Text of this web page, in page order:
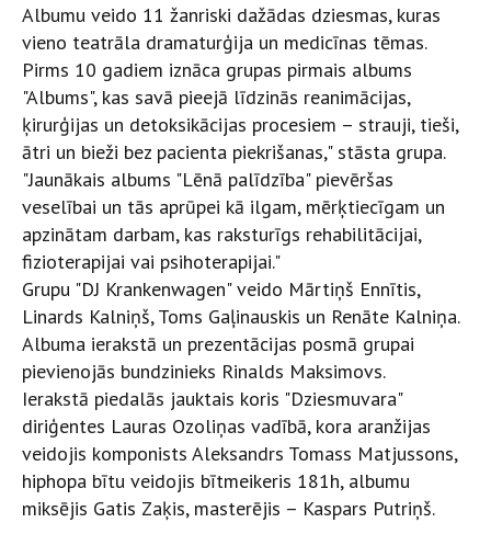
Albumu veido 11 žanriski dažādas dziesmas, kuras
vieno teatrāla dramaturģija un medicīnas tēmas.
Pirms 10 gadiem iznāca grupas pirmais albums
"Albums", kas savā pieejā līdzinās reanimācijas,
ķirurģijas un detoksikācijas procesiem – strauji, tieši,
ātri un bieži bez pacienta piekrišanas," stāsta grupa.
"Jaunākais albums "Lēnā palīdzība" pievēršas
veselībai un tās aprūpei kā ilgam, mērķtiecīgam un
apzinātam darbam, kas raksturīgs rehabilitācijai,
fizioterapijai vai psihoterapijai."
Grupu "DJ Krankenwagen" veido Mārtiņš Ennītis,
Linards Kalniņš, Toms Gaļinauskis un Renāte Kalniņa.
Albuma ierakstā un prezentācijas posmā grupai
pievienojās bundzinieks Rinalds Maksimovs.
Ierakstā piedalās jauktais koris "Dziesmuvara"
diriģentes Lauras Ozoliņas vadībā, kora aranžijas
veidojis komponists Aleksandrs Tomass Matjussons,
hiphopa bītu veidojis bītmeikeris 181h, albumu
miksējis Gatis Zaķis, masterējis – Kaspars Putriņš.